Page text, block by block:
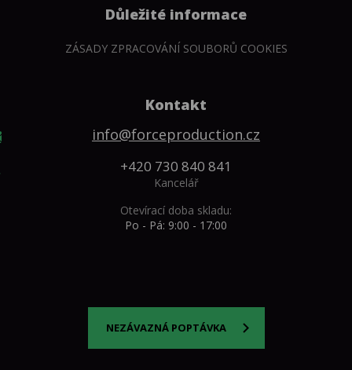
Důležité informace
ZÁSADY ZPRACOVÁNÍ SOUBORŮ COOKIES
Kontakt
info@forceproduction.cz
+420 730 840 841
Kancelář
Otevírací doba skladu:
Po - Pá: 9:00 - 17:00
NEZÁVAZNÁ POPTÁVKA